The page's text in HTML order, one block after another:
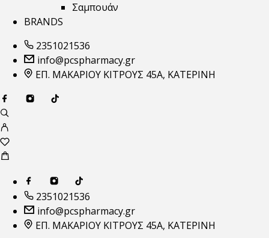
Σαμπουάν
BRANDS
2351021536
info@pcspharmacy.gr
ΕΠ. ΜΑΚΑΡΙΟΥ ΚΙΤΡΟΥΣ 45Α, ΚΑΤΕΡΙΝΗ
2351021536
info@pcspharmacy.gr
ΕΠ. ΜΑΚΑΡΙΟΥ ΚΙΤΡΟΥΣ 45Α, ΚΑΤΕΡΙΝΗ